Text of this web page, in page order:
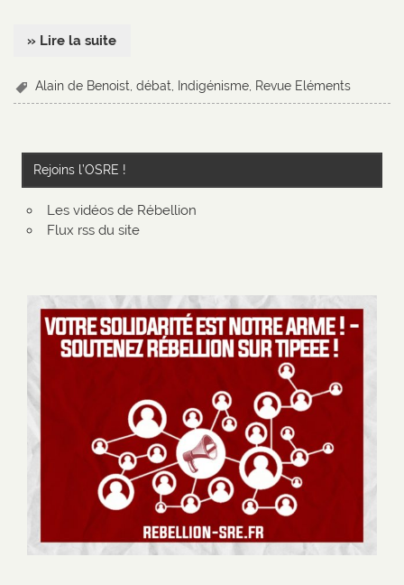
» Lire la suite
Alain de Benoist ,débat Indigénisme Revue Eléments
Rejoins l’OSRE !
Les vidéos de Rébellion
Flux rss du site